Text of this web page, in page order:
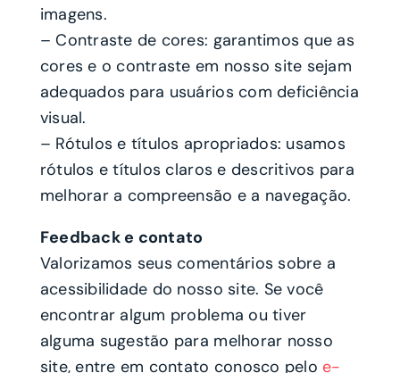
imagens.
– Contraste de cores: garantimos que as
cores e o contraste em nosso site sejam
adequados para usuários com deficiência
visual.
– Rótulos e títulos apropriados: usamos
rótulos e títulos claros e descritivos para
melhorar a compreensão e a navegação.
Feedback e contato
Valorizamos seus comentários sobre a
acessibilidade do nosso site. Se você
encontrar algum problema ou tiver
alguma sugestão para melhorar nosso
site, entre em contato conosco pelo e-